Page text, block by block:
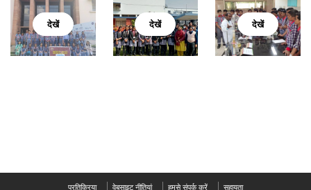
देखें देखें देखें
प्रतिक्रिया वेबसाइट नीतियां हमसे संपर्क करें सहायता